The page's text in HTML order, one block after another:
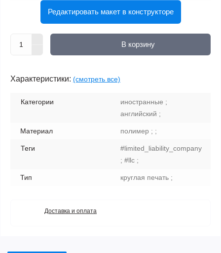
Редактировать макет в конструкторе
В корзину
Характеристики: (смотреть все)
Категории
иностранные ;
английский ;
Материал полимер ; ;
Теги
#limited_liability_company
; #llc ;
Тип круглая печать ;
Доставка и оплата